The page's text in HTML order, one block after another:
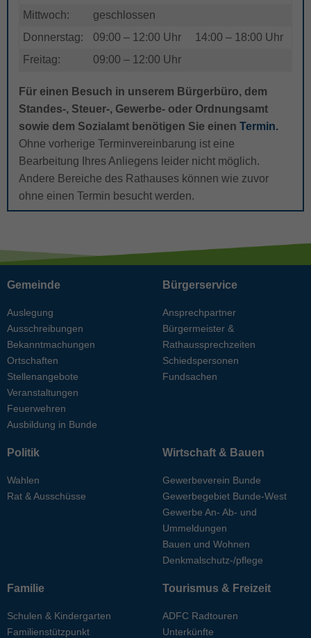
Mittwoch:
geschlossen
Donnerstag:
09:00 – 12:00 Uhr
14:00 – 18:00 Uhr
Freitag:
09:00 – 12:00 Uhr
Für einen Besuch in unserem Bürgerbüro, dem
Standes-, Steuer-, Gewerbe- oder Ordnungsamt
sowie dem Sozialamt benötigen Sie einen Termin.
Ohne vorherige Terminvereinbarung ist eine
Bearbeitung Ihres Anliegens leider nicht möglich.
Andere Bereiche des Rathauses können wie zuvor
ohne einen Termin besucht werden.
Gemeinde
Auslegung
Ausschreibungen
Bekanntmachungen
Ortschaften
Stellenangebote
Veranstaltungen
Feuerwehren
Ausbildung in Bunde
Bürgerservice
Ansprechpartner
Bürgermeister &
Rathaussprechzeiten
Schiedspersonen
Fundsachen
Politik
Wahlen
Rat & Ausschüsse
Wirtschaft & Bauen
Gewerbeverein Bunde
Gewerbegebiet Bunde-West
Gewerbe An- Ab- und
Ummeldungen
Bauen und Wohnen
Denkmalschutz-/pflege
Familie
Schulen & Kindergarten
Familienstützpunkt
Tourismus & Freizeit
ADFC Radtouren
Unterkünfte